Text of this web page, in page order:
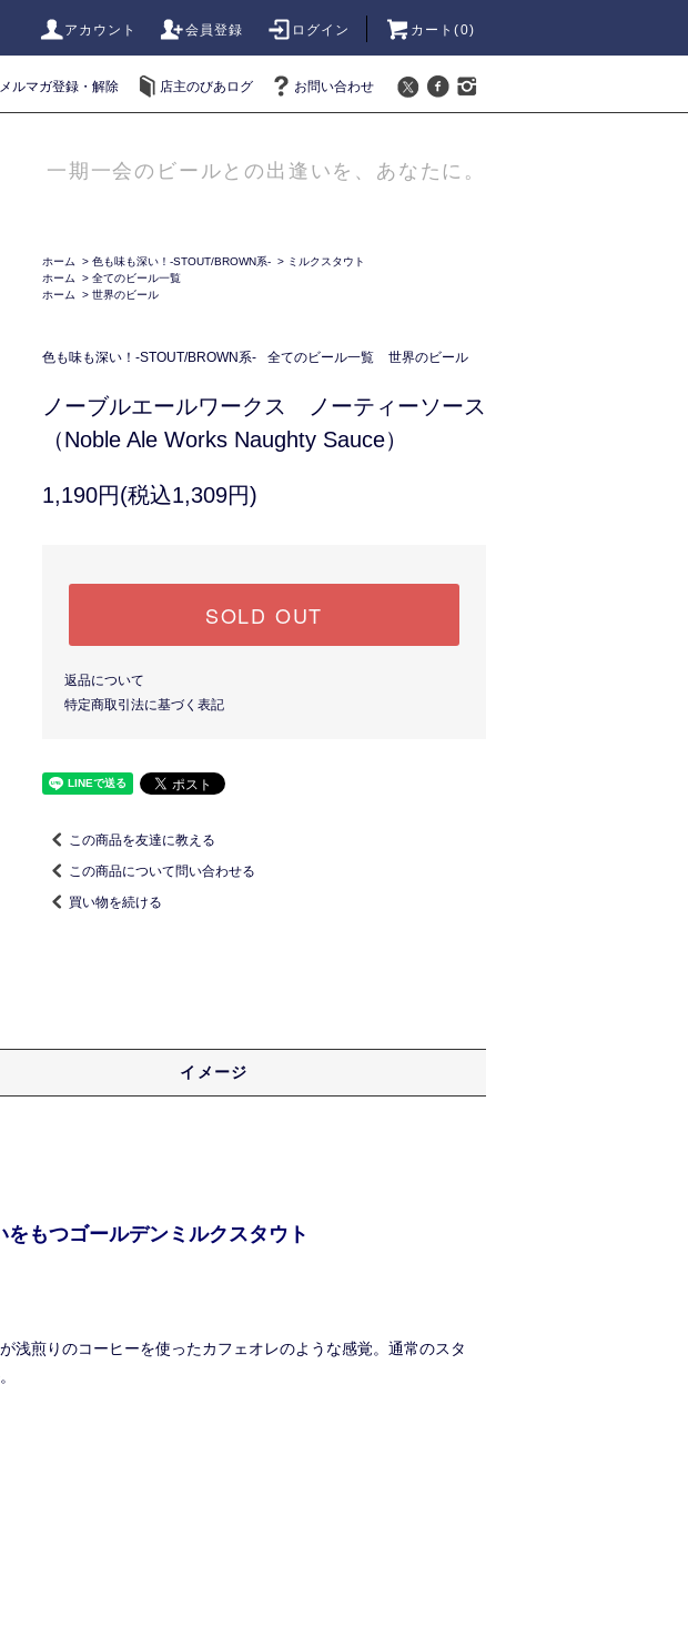
アカウント 会員登録 ログイン カート(0)
メルマガ登録・解除 店主のびあログ お問い合わせ
一期一会のビールとの出逢いを、あなたに。
ホーム > 色も味も深い！-STOUT/BROWN系- > ミルクスタウト
ホーム
> 全てのビール一覧
ホーム
> 世界のビール
色も味も深い！-STOUT/BROWN系- 全てのビール一覧 世界のビール
ノーブルエールワークス ノーティーソース
（Noble Ale Works Naughty Sauce）
1,190円(税込1,309円)
SOLD OUT
返品について
特定商取引法に基づく表記
この商品を友達に教える
この商品について問い合わせる
買い物を続ける
イメージ
もつゴールデンミルクスタウト
浅煎りのコーヒーを使ったカフェオレのような感覚。通常のスタ